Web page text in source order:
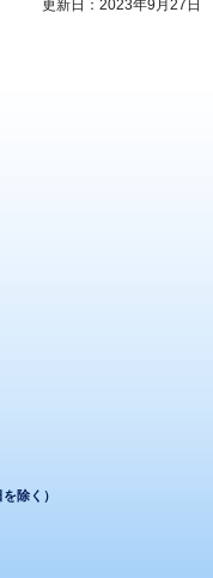
更新日：2023年9月27日
除く）